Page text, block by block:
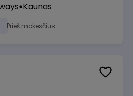
Kaunas
Prieš mokesčius